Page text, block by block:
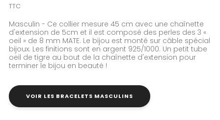
TTC
Masculin - Ce collier mesure 45 cm avec une chaînette
d'extension de 5cm et il est composé des perles des 3 «
oeil » de 8 mm MATE. Le bijou est monté sur câble spécial
bijoux. Les finitions sont en argent 925/1000. Un petit tube
oeil de tigre au bout de la chaînette d'extension pour
terminer le bijou en beauté !
VOIR LES BRACELETS MASCULINS